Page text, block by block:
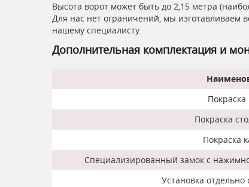
Высота ворот может быть до 2,15 метра
Для нас нет ограничений, мы изготавливаем
нашему специалисту.
Дополнительная комплектация и
Покраска
Покраска
Покраска
Специализированный замок с
Установка